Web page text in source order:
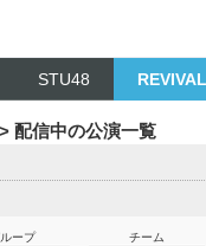
STU48
配信中の公演一覧
ープ チーム